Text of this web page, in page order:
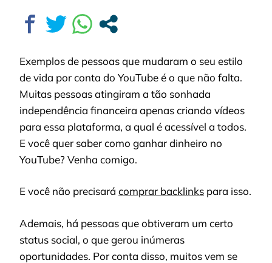
Exemplos de pessoas que mudaram o seu estilo
de vida por conta do YouTube é o que não falta.
Muitas pessoas atingiram a tão sonhada
independência financeira apenas criando vídeos
para essa plataforma, a qual é acessível a todos.
E você quer saber como ganhar dinheiro no
YouTube? Venha comigo.
E você não precisará comprar backlinks para isso.
Ademais, há pessoas que obtiveram um certo
status social, o que gerou inúmeras
oportunidades. Por conta disso, muitos vem se